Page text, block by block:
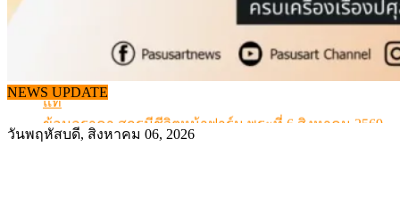
NEWS UPDATE
จากเครื่องดนตรีพื้นบ้านอีสาน สู่ “แคนมิลค์” แบรนด์นมโค
แท้
ข้อมูลราคา สุกรมีชีวิตหน้าฟาร์ม พระที่ 6 สิงหาคม 2569
เดินหน้าดัน “ราคากลางโคเนื้อ” แก้ปัญหาราคาโคเนื้อตก
วันพฤหัสบดี, สิงหาคม 06, 2026